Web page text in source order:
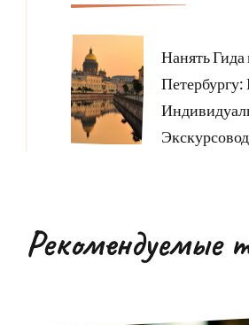
Нанять
Рекомендуемые